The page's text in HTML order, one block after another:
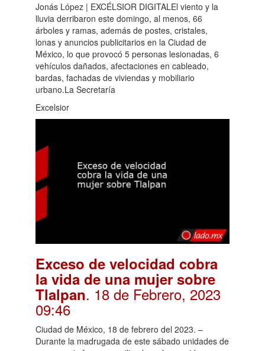
Jonás López | EXCÉLSIOR DIGITALEl viento y la
lluvia derribaron este domingo, al menos, 66
árboles y ramas, además de postes, cristales,
lonas y anuncios publicitarios en la Ciudad de
México, lo que provocó 5 personas lesionadas, 6
vehículos dañados, afectaciones en cableado,
bardas, fachadas de viviendas y mobiliario
urbano.La Secretaría
Excelsior
Exceso de velocidad cobra
la vida de una mujer sobre
Tlalpan. 18 de Febrero, 2023
09:46
Ciudad de México, 18 de febrero del 2023. –
Durante la madrugada de este sábado unidades de